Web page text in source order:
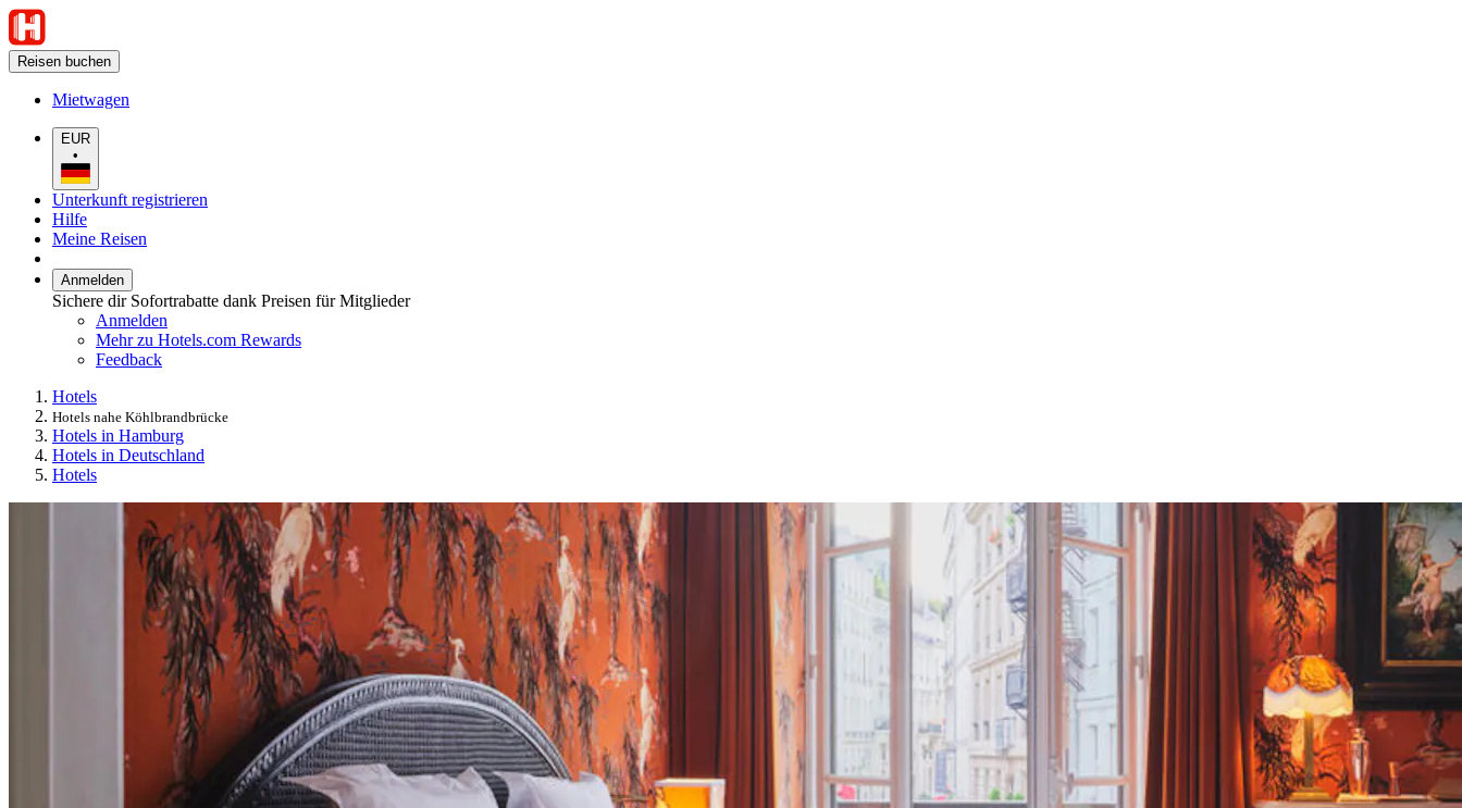
Reisen buchen
Mietwagen
EUR
•
Unterkunft registrieren
Hilfe
Meine Reisen
Anmelden
Sichere dir Sofortrabatte dank Preisen für Mitglieder
Anmelden
Mehr zu Hotels.com Rewards
Feedback
Hotels
Hotels nahe Köhlbrandbrücke
Hotels in Hamburg
Hotels in Deutschland
Hotels